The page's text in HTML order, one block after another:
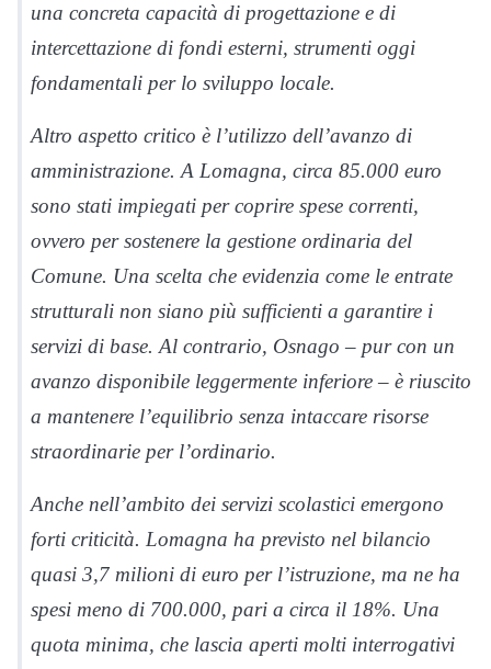
una concreta capacità di progettazione e di
intercettazione di fondi esterni, strumenti oggi
fondamentali per lo sviluppo locale.
Altro aspetto critico è l’utilizzo dell’avanzo di
amministrazione. A Lomagna, circa 85.000 euro
sono stati impiegati per coprire spese correnti,
ovvero per sostenere la gestione ordinaria del
Comune. Una scelta che evidenzia come le entrate
strutturali non siano più sufficienti a garantire i
servizi di base. Al contrario, Osnago – pur con un
avanzo disponibile leggermente inferiore – è riuscito
a mantenere l’equilibrio senza intaccare risorse
straordinarie per l’ordinario.
Anche nell’ambito dei servizi scolastici emergono
forti criticità. Lomagna ha previsto nel bilancio
quasi 3,7 milioni di euro per l’istruzione, ma ne ha
spesi meno di 700.000, pari a circa il 18%. Una
quota minima, che lascia aperti molti interrogativi